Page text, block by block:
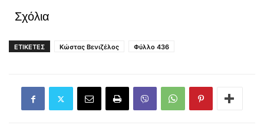
Σχόλια
ΕΤΙΚΕΤΕΣ Κώστας Βενιζέλος Φύλλο 436